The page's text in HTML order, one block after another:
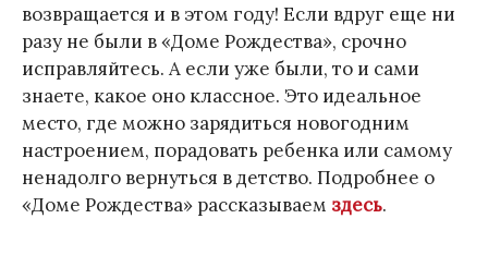
возвращается и в этом году! Если вдруг еще ни
разу не были в «Доме Рождества», срочно
исправляйтесь. А если уже были, то и сами
знаете, какое оно классное. Это идеальное
место, где можно зарядиться новогодним
настроением, порадовать ребенка или самому
ненадолго вернуться в детство. Подробнее о
«Доме Рождества» рассказываем здесь.